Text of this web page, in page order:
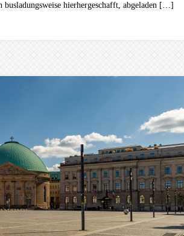
busladungsweise hierhergeschafft, abgeladen […]